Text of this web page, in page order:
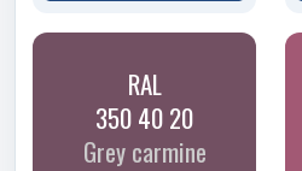
RAL
350 40 20
Grey carmine